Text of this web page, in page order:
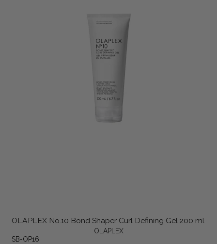
OLAPLEX No.10 Bond Shaper Curl Defining Gel 200 ml
OLAPLEX
SB-OP16